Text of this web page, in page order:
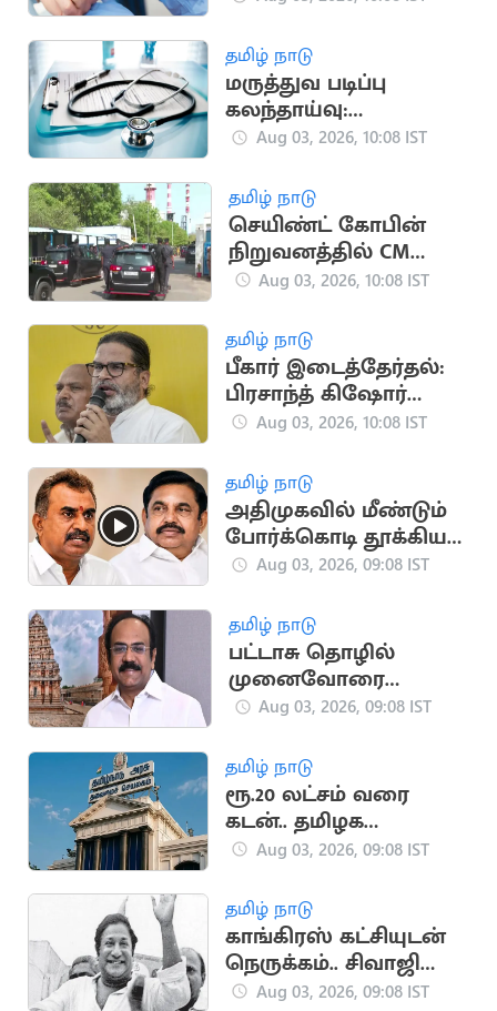
வாய்ப்புள்ளது
தமிழ் நாடு
மருத்துவ படிப்பு
கலந்தாய்வு:
மாணவர்கள்
செய்ய அறிவுறுத்தல்
Aug 03, 2026, 10:08 IST
தமிழ் நாடு
செயிண்ட் கோபின்
நிறுவனத்தில் CM
விஜய் ஆய்வு
Aug 03, 2026, 10:08 IST
தமிழ் நாடு
பீகார் இடைத்தேர்தல்:
பிரசாந்த் கிஷோர்
வெற்றி
Aug 03, 2026, 10:08 IST
தமிழ் நாடு
அதிமுகவில் மீண்டும்
போர்க்கொடி தூக்கிய
எம்.பி.வேலுமணி
Aug 03, 2026, 09:08 IST
தமிழ் நாடு
பட்டாசு தொழில்
முனைவோரை
நசுக்குவதா? - தங்கம்
Aug 03, 2026, 09:08 IST
தமிழ் நாடு
ரூ.20 லட்சம் வரை
கடன்.. தமிழக
பட்ஜெட்டில் வெளியாக
Aug 03, 2026, 09:08 IST
தமிழ் நாடு
காங்கிரஸ் கட்சியுடன்
நெருக்கம்.. சிவாஜி
கணேசனின் அரசியல்
Aug 03, 2026, 09:08 IST